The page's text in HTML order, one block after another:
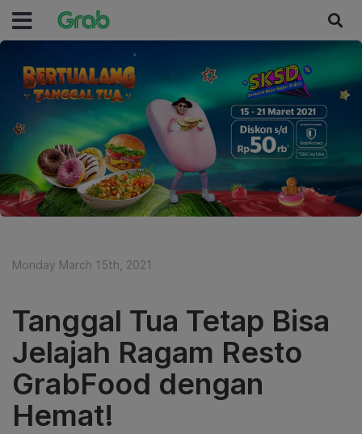
Monday March 15th, 2021
Tanggal Tua Tetap Bisa
Jelajah Ragam Resto
GrabFood dengan
Hemat!